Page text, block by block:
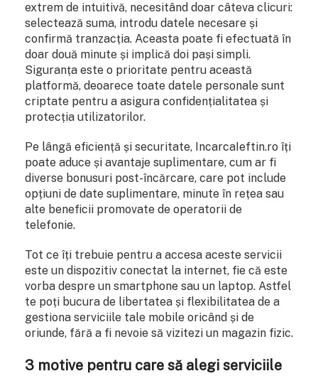
extrem de intuitivă, necesitând doar câteva clicuri:
selectează suma, introdu datele necesare și
confirmă tranzacția. Aceasta poate fi efectuată în
doar două minute și implică doi pași simpli.
Siguranța este o prioritate pentru această
platformă, deoarece toate datele personale sunt
criptate pentru a asigura confidențialitatea și
protecția utilizatorilor.
Pe lângă eficiență și securitate, IncarcaIeftin.ro îți
poate aduce și avantaje suplimentare, cum ar fi
diverse bonusuri post-încărcare, care pot include
opțiuni de date suplimentare, minute în rețea sau
alte beneficii promovate de operatorii de
telefonie.
Tot ce îți trebuie pentru a accesa aceste servicii
este un dispozitiv conectat la internet, fie că este
vorba despre un smartphone sau un laptop. Astfel
te poți bucura de libertatea și flexibilitatea de a
gestiona serviciile tale mobile oricând și de
oriunde, fără a fi nevoie să vizitezi un magazin fizic.
3 motive pentru care să alegi serviciile